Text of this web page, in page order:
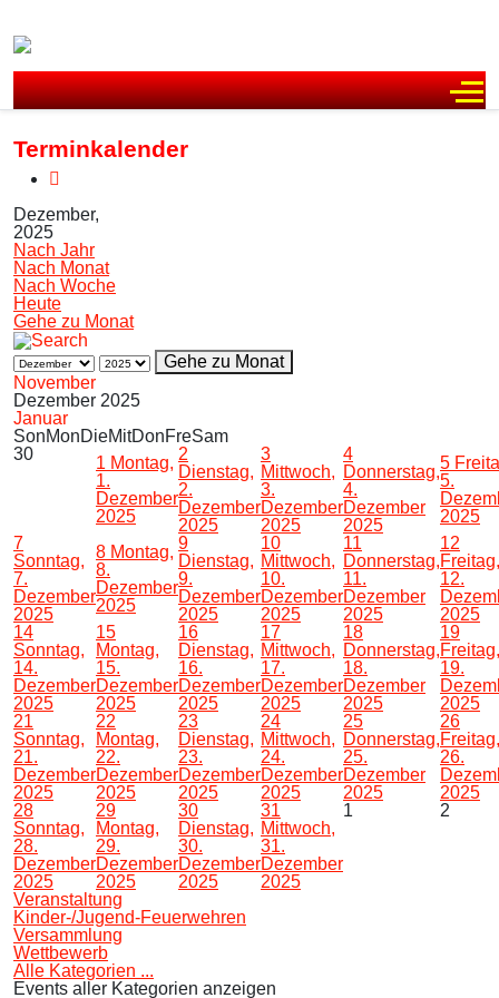
Terminkalender
Dezember,
2025
Nach Jahr
Nach Monat
Nach Woche
Heute
Gehe zu Monat
Gehe zu Monat
November
Dezember 2025
Januar
SonMonDieMitDonFreSam
30
1 Montag,
1.
Dezember
2025
2
Dienstag,
2.
Dezember
2025
3
Mittwoch,
3.
Dezember
2025
4
Donnerstag,
4.
Dezember
2025
5
5.
2025
7
Sonntag,
7.
Dezember
2025
8 Montag,
8.
Dezember
2025
9
Dienstag,
9.
Dezember
2025
10
Mittwoch,
10.
Dezember
2025
11
Donnerstag,
11.
Dezember
2025
12
Freitag,
12.
2025
14
Sonntag,
14.
Dezember
2025
15
Montag,
15.
Dezember
2025
16
Dienstag,
16.
Dezember
2025
17
Mittwoch,
17.
Dezember
2025
18
Donnerstag,
18.
Dezember
2025
19
Freitag,
19.
2025
21
Sonntag,
21.
Dezember
2025
22
Montag,
22.
Dezember
2025
23
Dienstag,
23.
Dezember
2025
24
Mittwoch,
24.
Dezember
2025
25
Donnerstag,
25.
Dezember
2025
26
Freitag,
26.
2025
28
Sonntag,
28.
Dezember
2025
29
Montag,
29.
Dezember
2025
30
Dienstag,
30.
Dezember
2025
31
Mittwoch,
31.
Dezember
2025
1 2
Veranstaltung
Kinder-/Jugend-Feuerwehren
Versammlung
Wettbewerb
Alle Kategorien ...
Events aller Kategorien anzeigen